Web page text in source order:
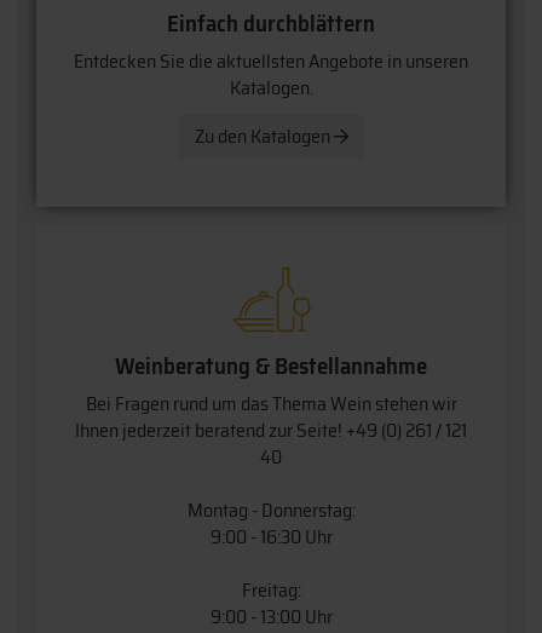
Einfach durchblättern
Entdecken Sie die aktuellsten Angebote in unseren
Katalogen.
Zu den Katalogen
Weinberatung & Bestellannahme
Bei Fragen rund um das Thema Wein stehen wir
Ihnen jederzeit beratend zur Seite! +49 (0) 261 / 121
40
Montag - Donnerstag:
9:00 - 16:30 Uhr
Freitag:
9:00 - 13:00 Uhr